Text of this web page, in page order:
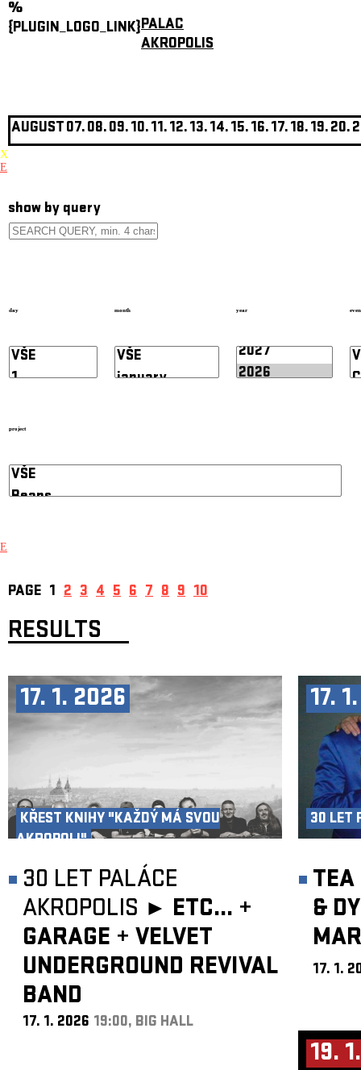
%
{PLUGIN_LOGO_LINK}PALAC
AKROPOLIS
AUGUST07.08.09.10.11.12.13.14.15.16.17.18.19.20.
X
E
show by query
day month year
project
E
PAGE 1 2 3 4 5 6 7 8 9 10
RESULTS
17. 1. 2026
KŘEST KNIHY "KAŽDÝ MÁ SVOU
AKROPOLI"
30 LET PALÁCE
AKROPOLIS ► ETC... +
GARAGE + VELVET
UNDERGROUND REVIVAL
BAND
17. 1. 2026 19:00, BIG HALL
17.
30 LET
TEA
&
17. 1.
19.